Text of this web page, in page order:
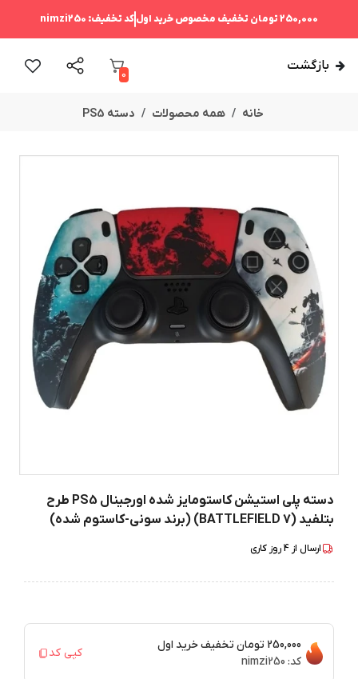
250,000 تومان تخفیف مخصوص خرید اولکد تخفیف: nimzi250
بازگشت
0
خانه همه محصولات دسته PS5
دسته پلی استیشن کاستومایز شده اورجینال PS5 طرح
بتلفید (BATTLEFIELD 7) (برند سونی-کاستوم شده)
ارسال از 4روز کاری
250,000 تومان
تخفیف خرید اول
کد: nimzi250
کپی کد